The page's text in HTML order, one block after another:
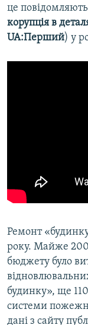
це
корупція в
UA:Перший) у
Ремонт
року. Майже 200
бюджету було
будинку», ще
системи
дані з сайту